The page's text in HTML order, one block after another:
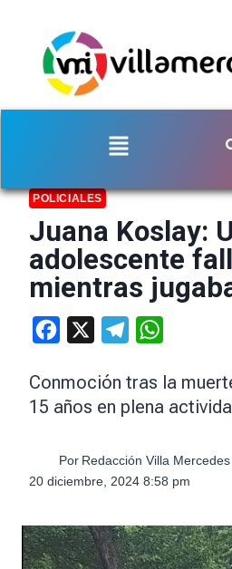
POLICIALES
Juana Koslay:
adolescente
mientras
Facebook Telegram
Conmoción tras la
15 años en plena
Por Redacción Villa
20 diciembre, 2024 8:58 pm